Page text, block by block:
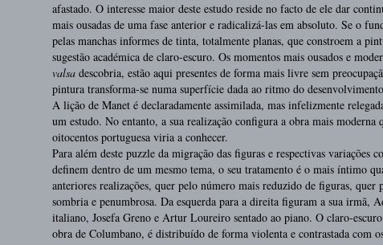
afastado. O interesse maior deste estudo reside no facto de ele dar
mais ousadas de uma fase anterior e radicalizá-las em absoluto. Se o
pelas manchas informes de tinta, totalmente planas, que constroem a
sugestão académica de claro-escuro. Os momentos mais ousados e
valsa descobria, estão aqui presentes de forma mais livre sem
pintura transforma-se numa superfície dada ao ritmo do
A lição de Manet é declaradamente assimilada, mas infelizmente
um estudo. No entanto, a sua realização configura a obra mais moderna
oitocentos portuguesa viria a conhecer.
Para além deste puzzle da migração das figuras e respectivas variações
definem dentro de um mesmo tema, o seu tratamento é o mais íntimo
anteriores realizações, quer pelo número mais reduzido de figuras, quer
sombria e penumbrosa. Da esquerda para a direita figuram a sua irmã,
italiano, Josefa Greno e Artur Loureiro sentado ao piano. O claro-
obra de Columbano, é distribuído de forma violenta e contrastada com